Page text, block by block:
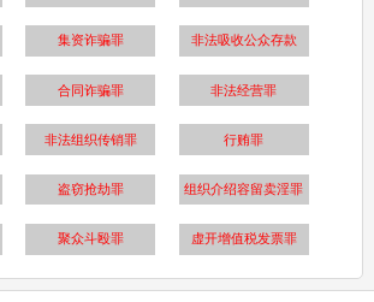
集资诈骗罪 非法吸收公众存款
合同诈骗罪 非法经营罪
非法组织传销罪 行贿罪
盗窃抢劫罪 组织介绍容留卖淫罪
聚众斗殴罪 虚开增值税发票罪